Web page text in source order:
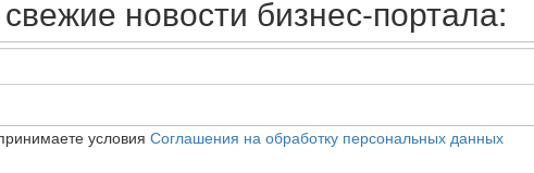
новости бизнес-портала:
условия Соглашения на обработку персональных данных